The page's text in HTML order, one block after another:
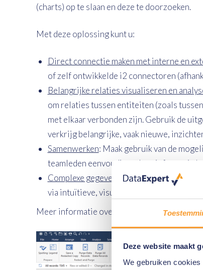
Deze website maakt
We gebruiken
(charts) op te slaan en deze te doorzoeken.
Met deze oplossing kunt u:
Direct connectie maken met interne en
of zelf ontwikkelde i2 connectoren
Belangrijke relaties visualiseren en
om relaties tussen entiteiten (zoals
met elkaar verbonden zijn. Gebruik de
verkrijg belangrijke, vaak nieuwe,
Samenwerken: Maak gebruik van de
teamleden eenvoudiger deze informatie
Complexe gegevens vereenvoudigen:
via intuïtieve, visuele grafieken voor
Meer informatie over Analysis Studio? Neem